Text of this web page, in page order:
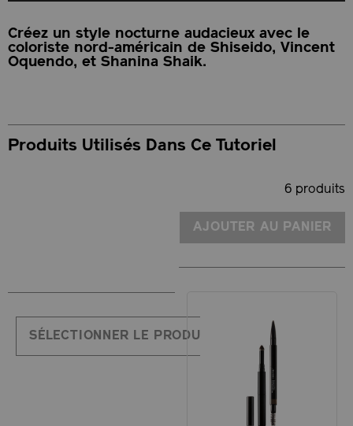
Créez un style nocturne audacieux avec le
coloriste nord-américain de Shiseido, Vincent
Oquendo, et Shanina Shaik.
Produits Utilisés Dans Ce Tutoriel
6 produits
AJOUTER AU PANIER
SÉLECTIONNER LE PRODUIT